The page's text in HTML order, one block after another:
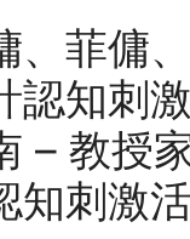
、菲傭
認知刺
– 教授
知刺激